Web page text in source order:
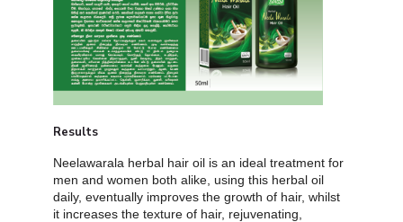
Results
Neelawarala herbal hair oil is an ideal treatment for
men and women both alike, using this herbal oil
daily, eventually improves the growth of hair, whilst
it increases the texture of hair, rejuvenating,